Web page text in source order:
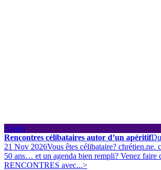
Atelier
Rencontres célibataires autor d’un apéritif
21 Nov 2026Vous êtes célibataire? chrétien.ne.
50 ans… et un agenda bien rempli? Venez faire
RENCONTRES avec...>